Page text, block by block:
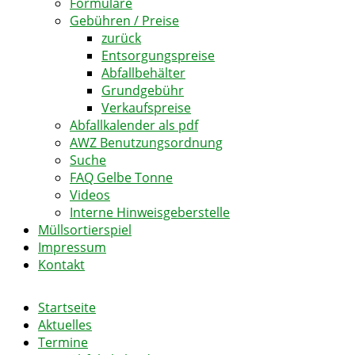
Gebühren / Preise
zurück
Entsorgungspreise
Abfallbehälter
Grundgebühr
Verkaufspreise
Abfallkalender als pdf
AWZ Benutzungsordnung
Suche
FAQ Gelbe Tonne
Videos
Interne Hinweisgeberstelle
Müllsortierspiel
Impressum
Kontakt
Startseite
Aktuelles
Termine